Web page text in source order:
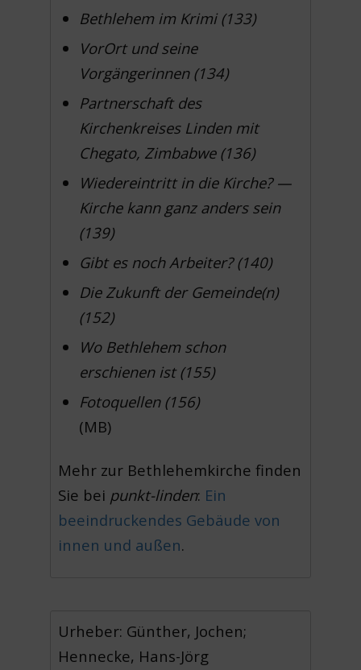
Bethlehem im Krimi (133)
VorOrt und seine
Vorgängerinnen (134)
Partnerschaft des
Kirchenkreises Linden mit
Chegato, Zimbabwe (136)
Wiedereintritt in die Kirche? —
Kirche kann ganz anders sein
(139)
Gibt es noch Arbeiter? (140)
Die Zukunft der Gemeinde(n)
(152)
Wo Bethlehem schon
erschienen ist (155)
Fotoquellen (156)
(MB)
Mehr zur Bethlehemkirche finden
Sie bei punkt-linden: Ein
beeindruckendes Gebäude von
innen und außen.
Urheber: Günther, Jochen;
Hennecke, Hans-Jörg